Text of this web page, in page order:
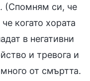
(Спомням си, че
когато хората
в негативни
и тревога и
от смъртта.